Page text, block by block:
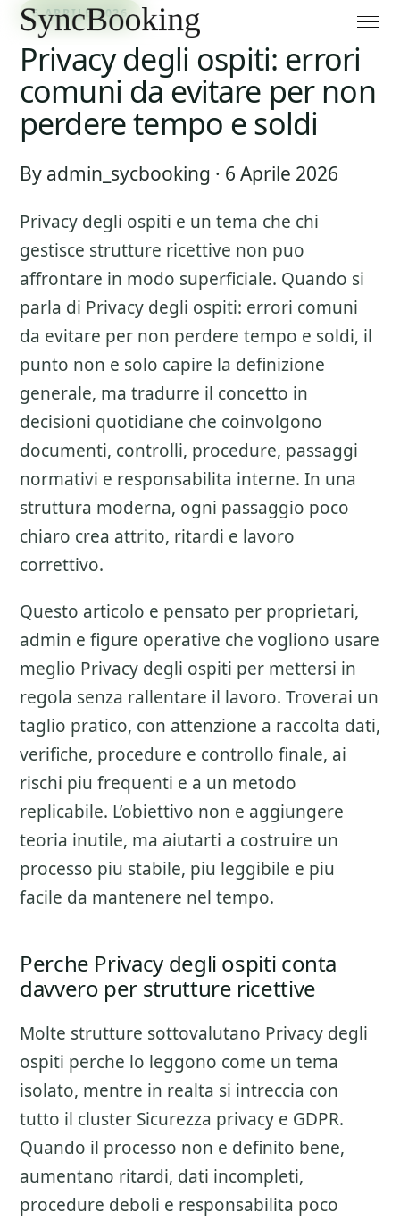
6 APRILE 2026
Privacy degli ospiti: errori
comuni da evitare per non
perdere tempo e soldi
By admin_sycbooking · 6 Aprile 2026
Privacy degli ospiti e un tema che chi
gestisce strutture ricettive non puo
affrontare in modo superficiale. Quando si
parla di Privacy degli ospiti: errori comuni
da evitare per non perdere tempo e soldi, il
punto non e solo capire la definizione
generale, ma tradurre il concetto in
decisioni quotidiane che coinvolgono
documenti, controlli, procedure, passaggi
normativi e responsabilita interne. In una
struttura moderna, ogni passaggio poco
chiaro crea attrito, ritardi e lavoro
correttivo.
Questo articolo e pensato per proprietari,
admin e figure operative che vogliono usare
meglio Privacy degli ospiti per mettersi in
regola senza rallentare il lavoro. Troverai un
taglio pratico, con attenzione a raccolta dati,
verifiche, procedure e controllo finale, ai
rischi piu frequenti e a un metodo
replicabile. L’obiettivo non e aggiungere
teoria inutile, ma aiutarti a costruire un
processo piu stabile, piu leggibile e piu
facile da mantenere nel tempo.
Perche Privacy degli ospiti conta
davvero per strutture ricettive
Molte strutture sottovalutano Privacy degli
ospiti perche lo leggono come un tema
isolato, mentre in realta si intreccia con
tutto il cluster Sicurezza privacy e GDPR.
Quando il processo non e definito bene,
aumentano ritardi, dati incompleti,
procedure deboli e responsabilita poco